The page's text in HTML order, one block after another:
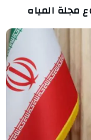
مجلة المياه